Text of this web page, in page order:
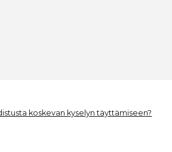
koskevan kyselyn täyttämiseen?